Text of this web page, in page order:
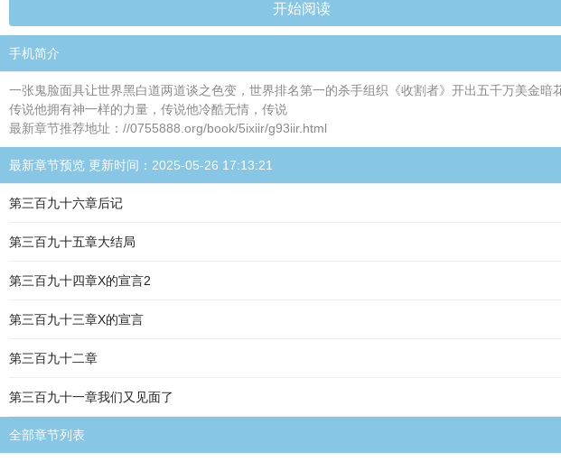
开始阅读
手机简介
一张鬼脸面具让世界黑白道两道谈之色变，世界排名第一的杀手组织《收割者》开出五千万美金
传说他拥有神一样的力量，传说他冷酷无情，传说
最新章节推荐地址：//0755888.org/book/5ixiir/g93iir.html
最新章节预览 更新时间：2025-05-26 17:13:21
第三百九十六章后记
第三百九十五章大结局
第三百九十四章X的宣言2
第三百九十三章X的宣言
第三百九十二章
第三百九十一章我们又见面了
全部章节列表